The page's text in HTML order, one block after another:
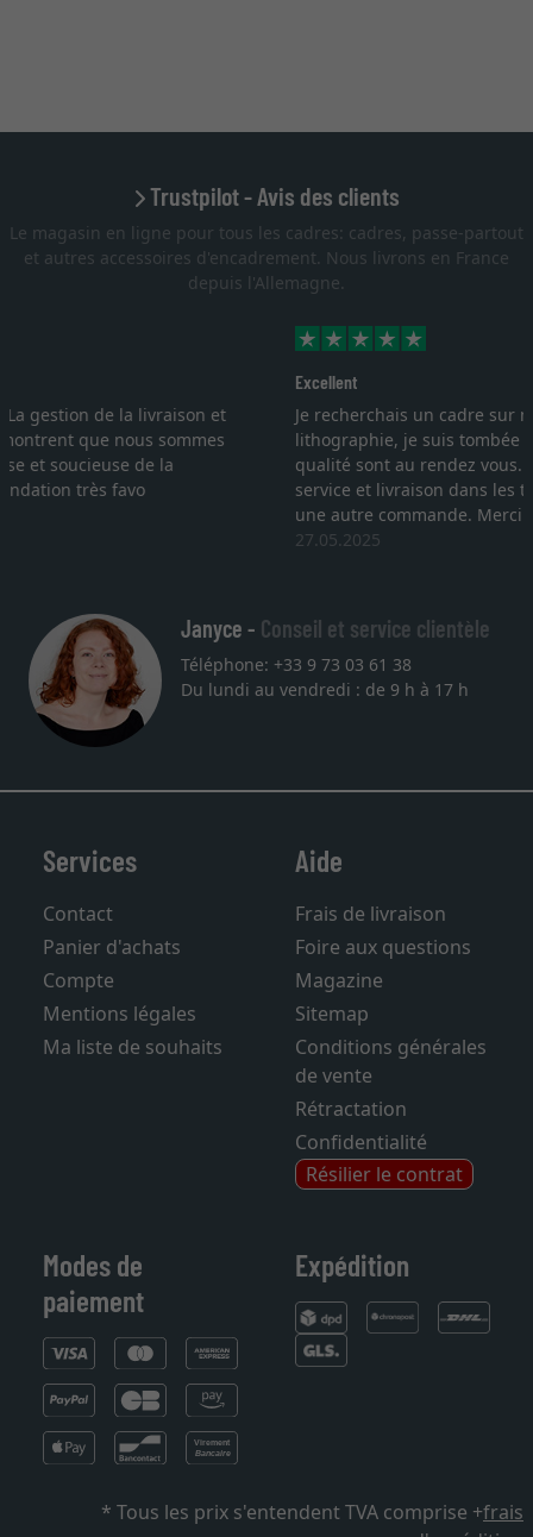
Trustpilot - Avis des clients
Le magasin en ligne pour tous les cadres: cadres, passe-partout
et autres accessoires d'encadrement. Nous livrons en France
depuis l'Allemagne.
Je recherchais un cadre sur mesure pour une
lithographie, je suis tombée sur ce site. Le choix et la
qualité sont au rendez vous. Emballage professionnel,
service et livraison dans les temps. J'espère revenir pour
Janyce - Conseil et service clientèle
Téléphone: +33 9 73 03 61 38
Du lundi au vendredi : de 9 h à 17 h
Services
Contact
Panier d'achats
Compte
Mentions légales
Ma liste de souhaits
Aide
Frais de livraison
Foire aux questions
Magazine
Sitemap
Conditions générales
de vente
Rétractation
Confidentialité
Résilier le contrat
Modes de
paiement
Expédition
* Tous les prix s'entendent TVA comprise +frais